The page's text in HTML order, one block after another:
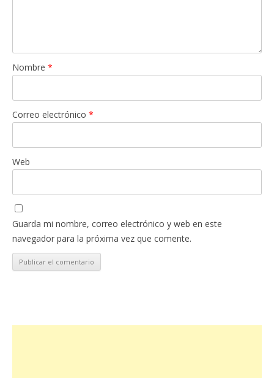
Nombre *
Correo electrónico *
Web
Guarda mi nombre, correo electrónico y web en este
navegador para la próxima vez que comente.